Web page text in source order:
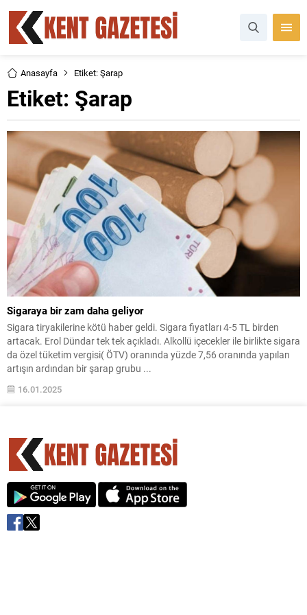
Anasayfa Etiket: Şarap
Etiket: Şarap
Sigaraya bir zam daha geliyor
Sigara tiryakilerine kötü haber geldi. Sigara fiyatları 4-5 TL birden
artacak. Erol Dündar tek tek açıkladı. Alkollü içecekler ile birlikte sigara
da özel tüketim vergisi( ÖTV) oranında yüzde 7,56 oranında yapılan
artışın ardından bir şarap grubu ...
16.01.2025